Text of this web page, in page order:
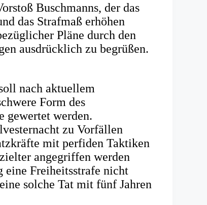
Buschmanns, der das
das Strafmaß erhöhen
Pläne durch den
ausdrücklich zu begrüßen.
nach aktuellem
Form des
gewertet werden.
zu Vorfällen
mit perfiden Taktiken
angegriffen werden
Freiheitsstrafe nicht
solche Tat mit fünf Jahren